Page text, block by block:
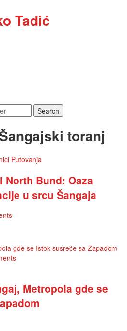
Šangajski toranj
Putovanja
North Bund: Oaza
u srcu Šangaja
gde se Istok susreće sa Zapadom
Metropola gde se